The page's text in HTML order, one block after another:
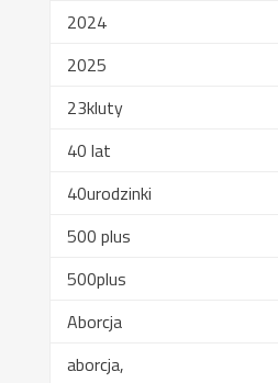
2024
2025
23kluty
40 lat
40urodzinki
500 plus
500plus
Aborcja
aborcja,